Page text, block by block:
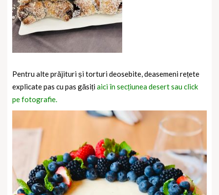
Pentru alte prăjituri și torturi deosebite, deasemeni rețete
explicate pas cu pas găsițiaici în secțiunea desert sau click
pe fotografie.